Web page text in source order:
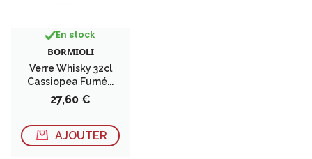
En stock
BORMIOLI
Verre Whisky 32cl
Cassiopea Fumé...
Prix
27,60 €
AJOUTER